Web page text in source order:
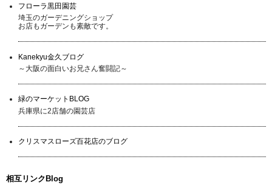
フローラ黒田園芸
埼玉のガーデニングショップ
お店もガーデンも素敵です。
Kanekyu金久ブログ
～大阪の面白いお兄さん奮闘記～
緑のマーケットBLOG
兵庫県に2店舗の園芸店
クリスマスローズ百花店のブログ
相互リンクBlog